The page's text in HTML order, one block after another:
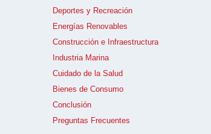
Deportes y Recreación
Energías Renovables
Construcción e Infraestructura
Industria Marina
Cuidado de la Salud
Bienes de Consumo
Conclusión
Preguntas Frecuentes